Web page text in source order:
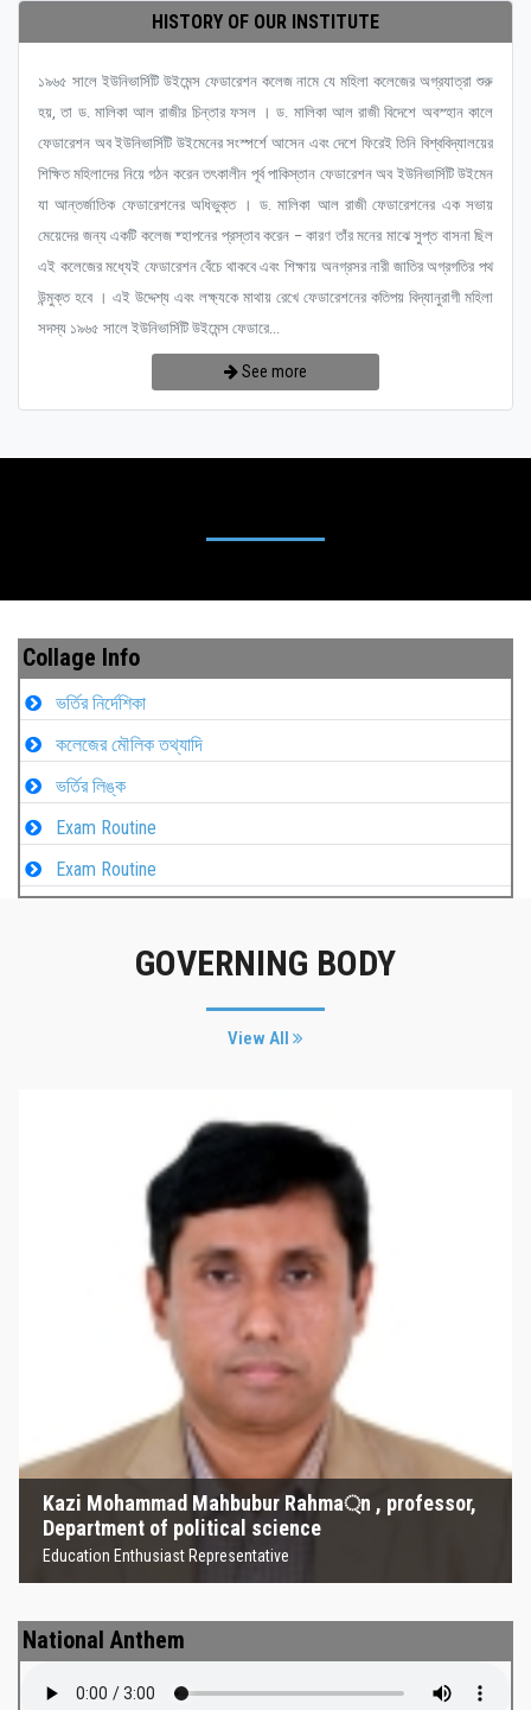
HISTORY OF OUR INSTITUTE
১৯৬৫ সালে ইউনিভার্সিটি উইমেন্স ফেডারেশন কলেজ নামে যে মহিলা কলেজের অগ্রযাত্রা শুরু
হয়, তা ড. মালিকা আল রাজীর চিন্তার ফসল । ড. মালিকা আল রাজী বিদেশে অবস্হান কালে
ফেডারেশন অব ইউনিভার্সিটি উইমেনের সংস্পর্শে আসেন এবং দেশে ফিরেই তিনি বিশ্ববিদ্যালয়ের
শিক্ষিত মহিলাদের নিয়ে গঠন করেন তৎকালীন পূর্ব পাকিস্তান ফেডারেশন অব ইউনিভার্সিটি উইমেন
যা আন্তর্জাতিক ফেডারেশনের অধিভুক্ত । ড. মালিকা আল রাজী ফেডারেশনের এক সভায়
মেয়েদের জন্য একটি কলেজ ষ্হাপনের প্রস্তাব করেন – কারণ তাঁর মনের মাঝে সুপ্ত বাসনা ছিল
এই কলেজের মধ্যেই ফেডারেশন বেঁচে থাকবে এবং শিক্ষায় অনগ্রসর নারী জাতির অগ্রগতির পথ
উন্মুক্ত হবে । এই উদ্দেশ্য এবং লক্ষ্যকে মাথায় রেখে ফেডারেশনের কতিপয় বিদ্যানুরাগী মহিলা
সদস্য ১৯৬৫ সালে ইউনিভার্সিটি উইমেন্স ফেডারে...
See more
Collage Info
ভর্তির নির্দেশিকা
কলেজের মৌলিক তথ্যাদি
ভর্তির লিঙ্ক
Exam Routine
Exam Routine
GOVERNING BODY
View All
Kazi Mohammad Mahbubur Rahma্‌n , professor,
Department of political science
Education Enthusiast Representative
Kazi Mohammad Mahbubur
Rahma্‌n , professor, Department
of political science
Education Enthusiast Representative
National Anthem